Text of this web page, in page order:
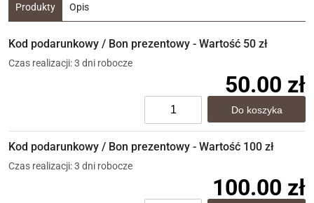
Produkty Opis
Kod podarunkowy / Bon prezentowy - Wartość 50 zł
Czas realizacji: 3 dni robocze
50.00 zł
Kod podarunkowy / Bon prezentowy - Wartość 100 zł
Czas realizacji: 3 dni robocze
100.00 zł